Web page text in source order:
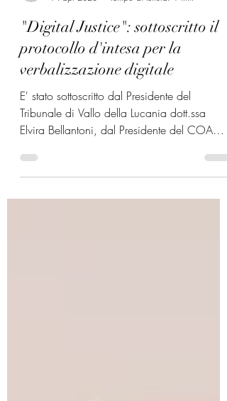
14 apr 2023
Tempo di lettura: 1 min
"Digital Justice": sottoscritto il
protocollo d'intesa per la
verbalizzazione digitale
E' stato sottoscritto dal Presidente del
Elvira Bellantoni, dal Presidente del COA
Avv....